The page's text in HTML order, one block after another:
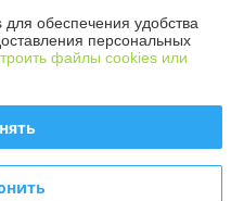
08.08.2026
обеспечения удобства
персональных
файлы cookies или